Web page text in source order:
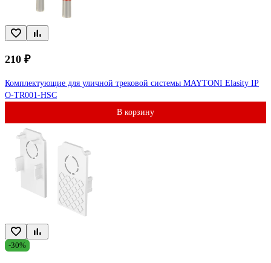
210 ₽
Комплектующие для уличной трековой системы MAYTONI Elasity IP
O-TR001-HSC
В корзину
-30%